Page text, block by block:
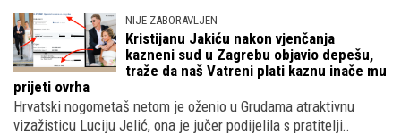
NIJE ZABORAVLJEN
Kristijanu Jakiću nakon vjenčanja
kazneni sud u Zagrebu objavio depešu,
traže da naš Vatreni plati kaznu inače mu
prijeti ovrha
Hrvatski nogometaš netom je oženio u Grudama atraktivnu
vizažisticu Luciju Jelić, ona je jučer podijelila s pratitelji..